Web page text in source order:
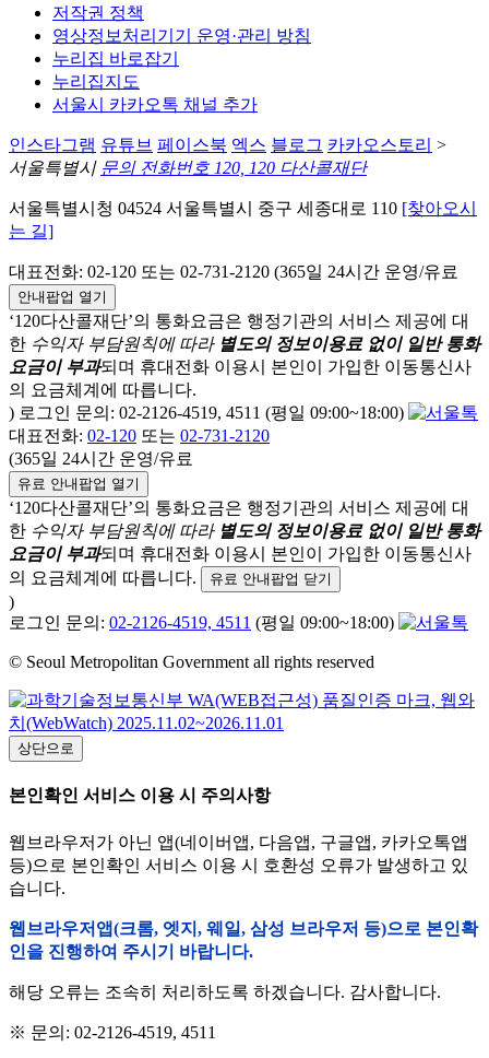
저작권 정책
영상정보처리기기 운영·관리 방침
누리집 바로잡기
누리집지도
서울시 카카오톡 채널 추가
인스타그램 유튜브 페이스북 엑스 블로그 카카오스토리 >
서울특별시 문의 전화번호 120, 120 다산콜재단
서울특별시청 04524 서울특별시 중구 세종대로 110 [찾아오시
는 길]
대표전화: 02-120 또는 02-731-2120 (365일 24시간 운영/유료
안내팝업 열기
‘120다산콜재단’의 통화요금은 행정기관의 서비스 제공에 대
한 수익자 부담원칙에 따라 별도의 정보이용료 없이 일반 통화
요금이 부과되며 휴대전화 이용시 본인이 가입한 이동통신사
의 요금체계에 따릅니다.
) 로그인 문의: 02-2126-4519, 4511 (평일 09:00~18:00)
대표전화: 02-120 또는 02-731-2120
(365일 24시간 운영/유료
유료 안내팝업 열기
‘120다산콜재단’의 통화요금은 행정기관의 서비스 제공에 대
한 수익자 부담원칙에 따라 별도의 정보이용료 없이 일반 통화
요금이 부과되며 휴대전화 이용시 본인이 가입한 이동통신사
의 요금체계에 따릅니다.
유료 안내팝업 닫기
)
로그인 문의: 02-2126-4519, 4511 (평일 09:00~18:00)
© Seoul Metropolitan Government all rights reserved
상단으로
본인확인 서비스 이용 시 주의사항
웹브라우저가 아닌 앱(네이버앱, 다음앱, 구글앱, 카카오톡앱
등)으로 본인확인 서비스 이용 시 호환성 오류가 발생하고 있
습니다.
웹브라우저앱(크롬, 엣지, 웨일, 삼성 브라우저 등)으로 본인확
인을 진행하여 주시기 바랍니다.
해당 오류는 조속히 처리하도록 하겠습니다. 감사합니다.
※ 문의: 02-2126-4519, 4511